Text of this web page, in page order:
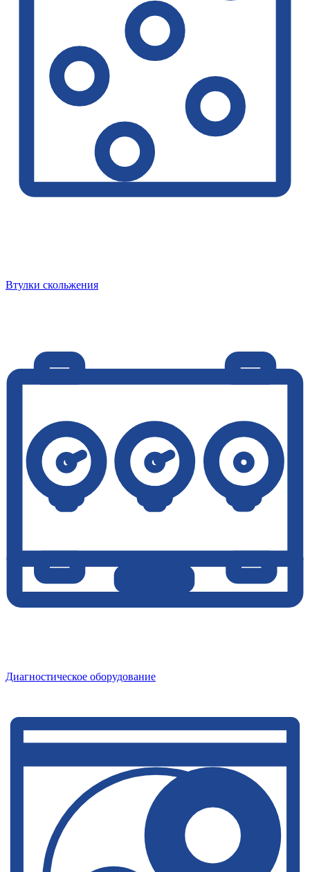
Втулки скольжения
Диагностическое оборудование